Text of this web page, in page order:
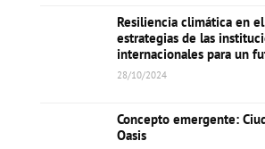
Resiliencia climática en
estrategias de las
internacionales para un
28/10/2024
Concepto emergente:
Oasis